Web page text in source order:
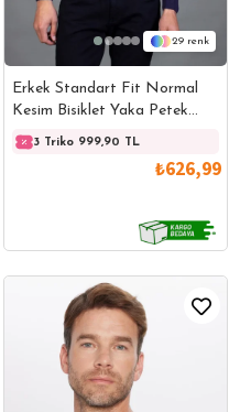
1 Alana 1 Bedava
29
Erkek Standart Fit Normal
Kesim Bisiklet Yaka Petek
Desenli Mor Triko Kazak
3 Triko 999,90 TL
₺626,99